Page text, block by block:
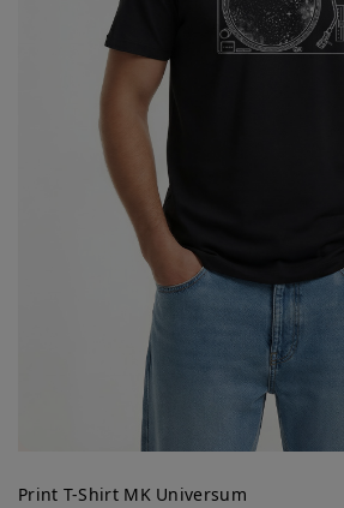
Print T-Shirt MK Universum